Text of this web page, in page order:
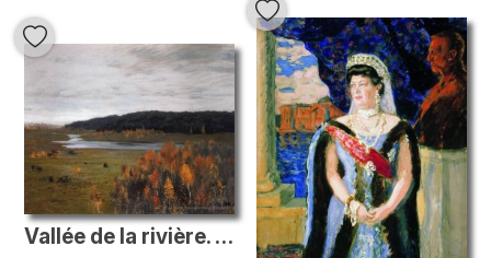
Vallée de la rivière. Automne.